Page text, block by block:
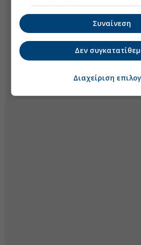
Συναίνεση
Δεν
Διαχείριση